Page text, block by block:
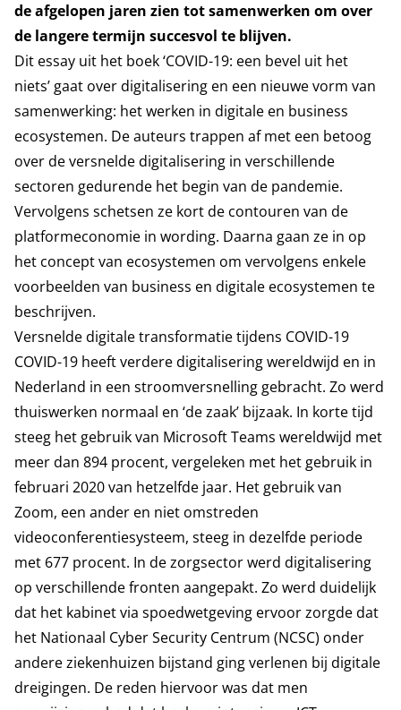
de afgelopen jaren zien tot samenwerken om over
de langere termijn succesvol te blijven.
Dit essay uit het boek ‘COVID-19: een bevel uit het
niets’ gaat over digitalisering en een nieuwe vorm van
samenwerking: het werken in digitale en business
ecosystemen. De auteurs trappen af met een betoog
over de versnelde digitalisering in verschillende
sectoren gedurende het begin van de pandemie.
Vervolgens schetsen ze kort de contouren van de
platformeconomie in wording. Daarna gaan ze in op
het concept van ecosystemen om vervolgens enkele
voorbeelden van business en digitale ecosystemen te
beschrijven.
Versnelde digitale transformatie tijdens COVID-19
COVID-19 heeft verdere digitalisering wereldwijd en in
Nederland in een stroomversnelling gebracht. Zo werd
thuiswerken normaal en ‘de zaak’ bijzaak. In korte tijd
steeg het gebruik van Microsoft Teams wereldwijd met
meer dan 894 procent, vergeleken met het gebruik in
februari 2020 van hetzelfde jaar. Het gebruik van
Zoom, een ander en niet omstreden
videoconferentiesysteem, steeg in dezelfde periode
met 677 procent. In de zorgsector werd digitalisering
op verschillende fronten aangepakt. Zo werd duidelijk
dat het kabinet via spoedwetgeving ervoor zorgde dat
het Nationaal Cyber Security Centrum (NCSC) onder
andere ziekenhuizen bijstand ging verlenen bij digitale
dreigingen. De reden hiervoor was dat men